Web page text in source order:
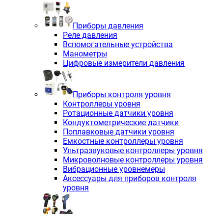
Приборы давления
Реле давления
Вспомогательные устройства
Манометры
Цифровые измерители давления
Приборы контроля уровня
Контроллеры уровня
Ротационные датчики уровня
Кондуктометрические датчики
Поплавковые датчики уровня
Емкостные контроллеры уровня
Ультразвуковые контроллеры уровня
Микроволновые контроллеры уровня
Вибрационные уровнемеры
Аксессуары для приборов контроля
уровня